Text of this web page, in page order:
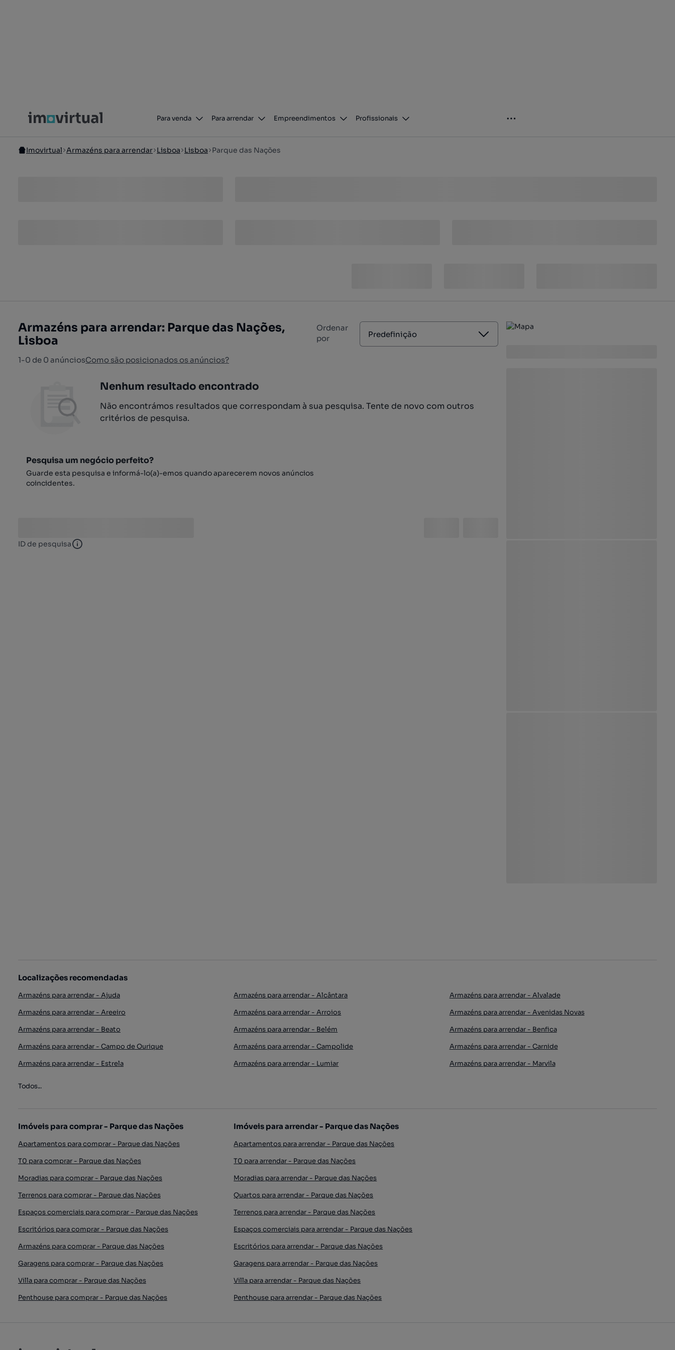
Para venda Para arrendar Empreendimentos Profissionais
Imovirtual Armazéns para arrendar Lisboa Lisboa Parque das Nações
Armazéns para arrendar: Parque das Nações,
Lisboa
1-0 de 0 anúnciosComo são posicionados os anúncios?
Ordenar
por
Predefinição
Nenhum resultado encontrado
Não encontrámos resultados que correspondam à sua pesquisa. Tente de novo com outros
critérios de pesquisa.
Pesquisa um negócio perfeito?
Guarde esta pesquisa e informá-lo(a)-emos quando aparecerem novos anúncios
coincidentes.
ID de pesquisa ID de pesquisa
Localizações recomendadas
Armazéns para arrendar - Ajuda Armazéns para arrendar - Alcântara
Armazéns para arrendar - Alvalade
Armazéns para arrendar - Areeiro
Armazéns para arrendar - Arroios
Armazéns para arrendar - Avenidas Novas
Armazéns para arrendar - Beato
Armazéns para arrendar - Belém
Armazéns para arrendar - Benfica
Armazéns para arrendar - Campo de Ourique
Armazéns para arrendar - Campolide
Armazéns para arrendar - Carnide
Armazéns para arrendar - Estrela
Armazéns para arrendar - Lumiar Armazéns para arrendar - Marvila
Todos...
Imóveis para comprar - Parque das Nações
Apartamentos para comprar - Parque das Nações
T0 para comprar - Parque das Nações
Moradias para comprar - Parque das Nações
Terrenos para comprar - Parque das Nações
Espaços comerciais para comprar - Parque das Nações
Escritórios para comprar - Parque das Nações
Armazéns para comprar - Parque das Nações
Garagens para comprar - Parque das Nações
Villa para comprar - Parque das Nações
Penthouse para comprar - Parque das Nações
Imóveis para arrendar - Parque das Nações
Apartamentos para arrendar - Parque das Nações
T0 para arrendar - Parque das Nações
Moradias para arrendar - Parque das Nações
Quartos para arrendar - Parque das Nações
Terrenos para arrendar - Parque das Nações
Espaços comerciais para arrendar - Parque das Nações
Escritórios para arrendar - Parque das Nações
Garagens para arrendar - Parque das Nações
Villa para arrendar - Parque das Nações
Penthouse para arrendar - Parque das Nações